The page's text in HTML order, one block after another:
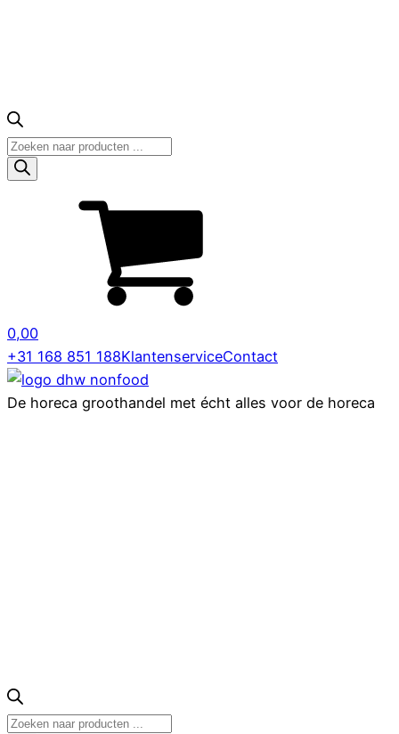
Producten
zoeken
0,00
+31 168 851 188KlantenserviceContact
De horeca groothandel met écht alles voor de horeca
Producten